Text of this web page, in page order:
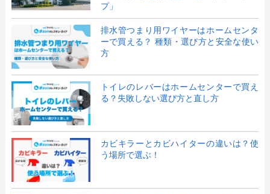
プ」
排水管つまり用ワイヤーはホームセンタ
ーで買える？ 種類・選び方と安全な使い
方
トイレのレバーはホームセンターで買え
る？失敗しない選び方と直し方
カビキラーとカビハイターの違いは？使
う場所で選ぶ！